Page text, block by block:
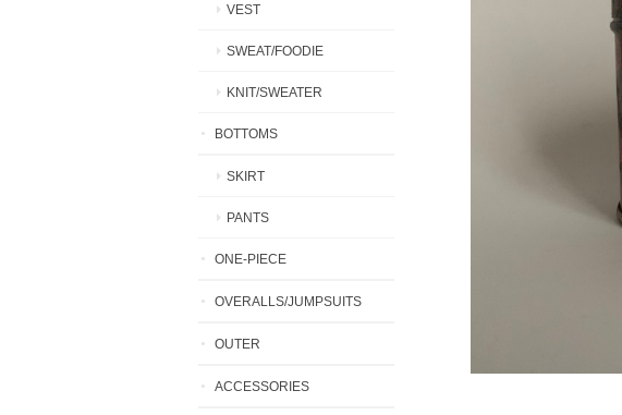
VEST
SWEAT/FOODIE
KNIT/SWEATER
BOTTOMS
SKIRT
PANTS
ONE-PIECE
OVERALLS/JUMPSUITS
OUTER
ACCESSORIES